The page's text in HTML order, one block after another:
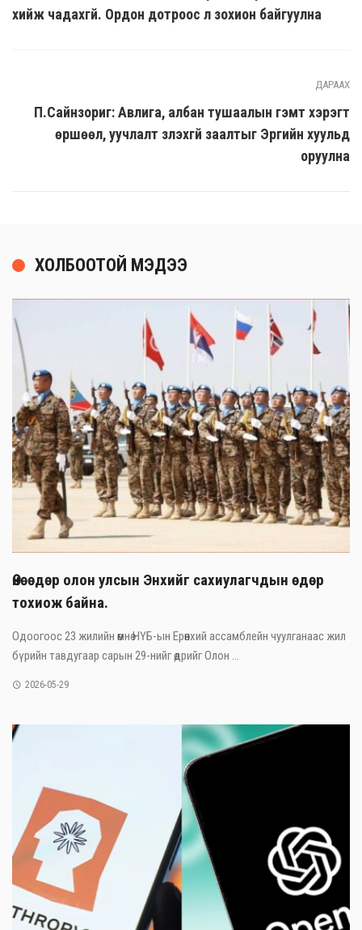
хийж чадахгүй. Ордон дотроос л зохион байгуулна
ДАРААХ
П.Сайнзориг: Авлига, албан тушаалын гэмт хэрэгт
өршөөл, уучлалт үзүүлэхгүй заалтыг Эрүүгийн хуульд
оруулна
ХОЛБООТОЙ МЭДЭЭ
Өнөөдөр олон улсын Энхийг сахиулагчдын өдөр
тохиож байна.
Одоогоос 23 жилийн өмнө НҮБ-ын Ерөнхий ассамблейн чуулганаас жил
бүрийн тавдугаар сарын 29-нийг өдрийг Олон ...
2026-05-29